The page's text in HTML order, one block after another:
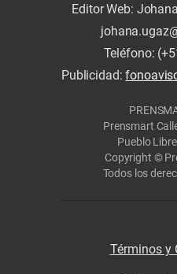
Editor Web:
Teléfono:
Publicidad:
Prensmart
Pueblo
Copyright ©
Todos los
Términos y